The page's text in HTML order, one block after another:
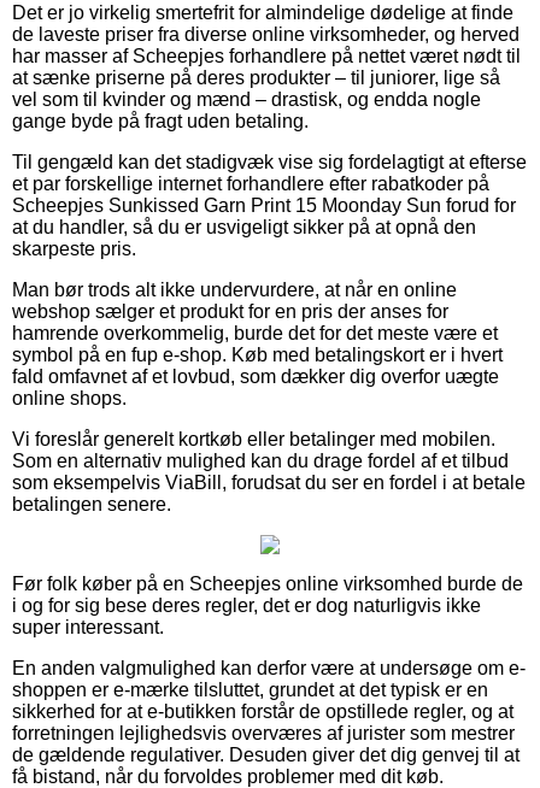
Det er jo virkelig smertefrit for almindelige dødelige at finde
de laveste priser fra diverse online virksomheder, og herved
har masser af Scheepjes forhandlere på nettet været nødt til
at sænke priserne på deres produkter – til juniorer, lige så
vel som til kvinder og mænd – drastisk, og endda nogle
gange byde på fragt uden betaling.
Til gengæld kan det stadigvæk vise sig fordelagtigt at efterse
et par forskellige internet forhandlere efter rabatkoder på
Scheepjes Sunkissed Garn Print 15 Moonday Sun forud for
at du handler, så du er usvigeligt sikker på at opnå den
skarpeste pris.
Man bør trods alt ikke undervurdere, at når en online
webshop sælger et produkt for en pris der anses for
hamrende overkommelig, burde det for det meste være et
symbol på en fup e-shop. Køb med betalingskort er i hvert
fald omfavnet af et lovbud, som dækker dig overfor uægte
online shops.
Vi foreslår generelt kortkøb eller betalinger med mobilen.
Som en alternativ mulighed kan du drage fordel af et tilbud
som eksempelvis ViaBill, forudsat du ser en fordel i at betale
betalingen senere.
Før folk køber på en Scheepjes online virksomhed burde de
i og for sig bese deres regler, det er dog naturligvis ikke
super interessant.
En anden valgmulighed kan derfor være at undersøge om e-
shoppen er e-mærke tilsluttet, grundet at det typisk er en
sikkerhed for at e-butikken forstår de opstillede regler, og at
forretningen lejlighedsvis overværes af jurister som mestrer
de gældende regulativer. Desuden giver det dig genvej til at
få bistand, når du forvoldes problemer med dit køb.